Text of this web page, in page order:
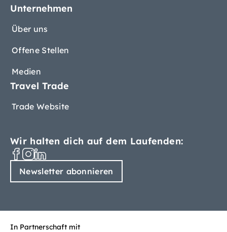
Unternehmen
Über uns
Offene Stellen
Medien
Travel Trade
Trade Website
Wir halten dich auf dem Laufenden:
Newsletter abonnieren
In Partnerschaft mit